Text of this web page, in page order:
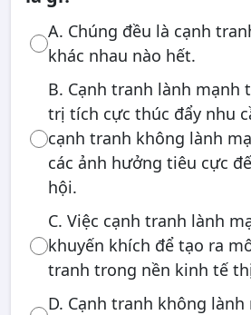
A. Chúng đều là cạnh
khác nhau nào hết.
B. Cạnh tranh lành mạnh
trị tích cực thúc đẩy nhu
cạnh tranh không lành
các ảnh hưởng tiêu cực
hội.
C. Việc cạnh tranh lành
khuyến khích để tạo ra
tranh trong nền kinh tế
D. Cạnh tranh không